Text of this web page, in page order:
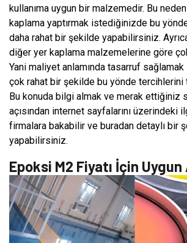
kullanıma uygun bir malzemedir. Bu
kaplama yaptırmak istediğinizde bu
daha rahat bir şekilde yapabilirsiniz.
diğer yer kaplama malzemelerine göre
Yani maliyet anlamında tasarruf
çok rahat bir şekilde bu yönde tercihlerini
Bu konuda bilgi almak ve merak ettiğiniz
açısından internet sayfalarını üzerindeki
firmalara bakabilir ve buradan detaylı bir
yapabilirsiniz.
Epoksi M2 Fiyatı İçin